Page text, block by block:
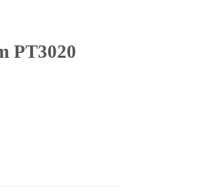
PT3020